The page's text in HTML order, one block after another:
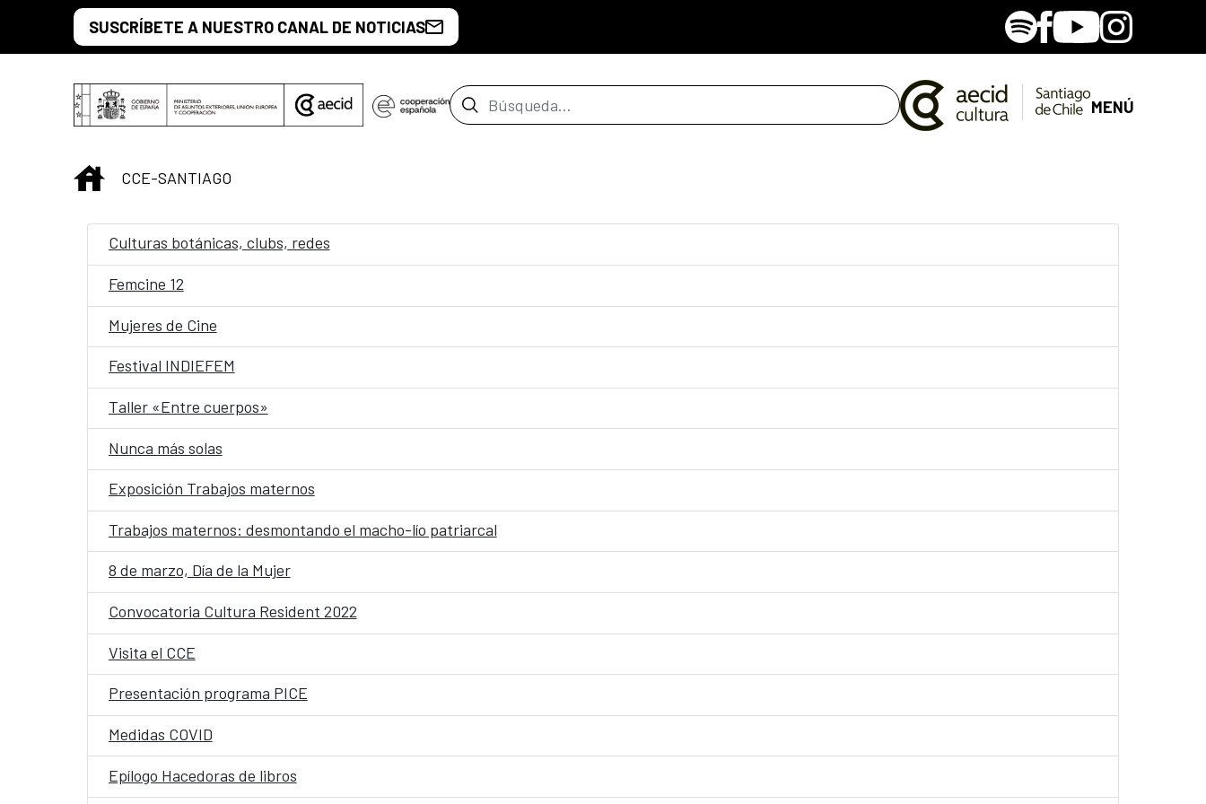
Saltar al contenido principal
SUSCRÍBETE A NUESTRO CANAL DE NOTICIAS SpotifyFacebook
YoutubeInstagram
Barra de búsqueda MENÚ
INICIO
CCE-SANTIAGO
Culturas botánicas, clubs, redes
Femcine 12
Mujeres de Cine
Festival INDIEFEM
Taller «Entre cuerpos»
Nunca más solas
Exposición Trabajos maternos
Trabajos maternos: desmontando el macho-lío patriarcal
8 de marzo, Día de la Mujer
Convocatoria Cultura Resident 2022
Visita el CCE
Presentación programa PICE
Medidas COVID
Epílogo Hacedoras de libros